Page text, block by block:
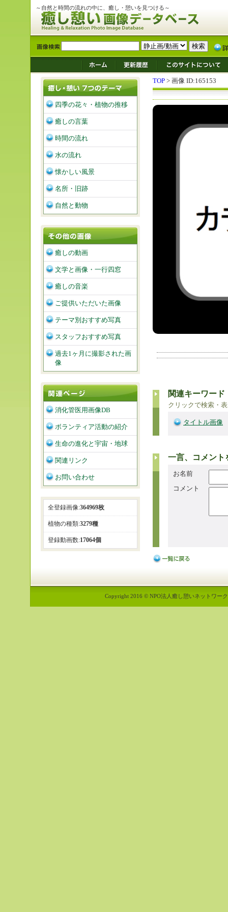
～自然と時間の流れの中に、癒し・憩いを見つける～
TOP > 画像 ID:165153
関連キーワード
クリックで検索・
タイトル画像
一言、コメント
お名前
コメント
四季の花々・植物の推移
癒しの言葉
時間の流れ
水の流れ
懐かしい風景
名所・旧跡
自然と動物
癒しの動画
文学と画像・一行四窓
癒しの音楽
ご提供いただいた画像
テーマ別おすすめ写真
スタッフおすすめ写真
過去1ヶ月に撮影された画
像
消化管医用画像DB
ボランティア活動の紹介
生命の進化と宇宙・地球
関連リンク
お問い合わせ
全登録画像:364969枚
植物の種類:3279種
登録動画数:17064個
Copyright 2016 © NPO法人癒し憩いネットワー